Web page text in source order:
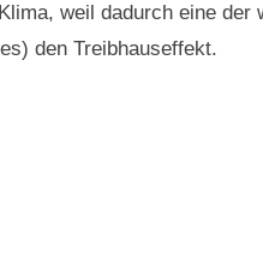
weil dadurch eine der
den Treibhauseffekt.